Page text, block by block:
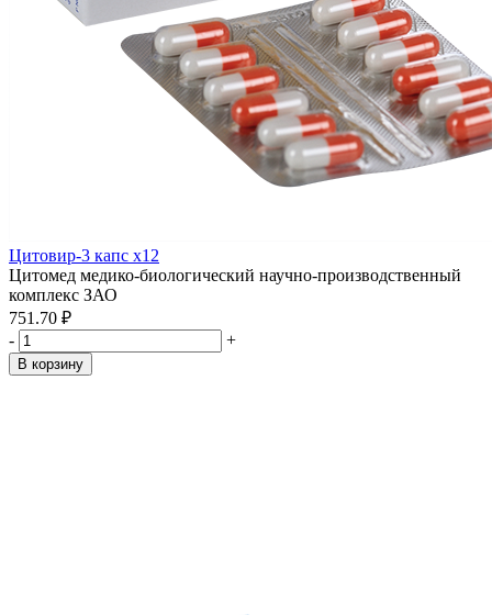
Цитовир-3 капс x12
Цитомед медико-биологический научно-производственный
комплекс ЗАО
751.70 ₽
-
+
В корзину